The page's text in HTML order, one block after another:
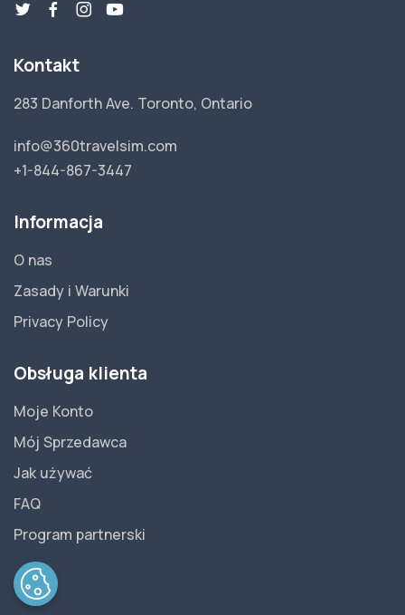
Kontakt
283 Danforth Ave. Toronto, Ontario
info@360travelsim.com
+1-844-867-3447
Informacja
O nas
Zasady i Warunki
Privacy Policy
Obsługa klienta
Moje Konto
Mój Sprzedawca
Jak używać
FAQ
Program partnerski